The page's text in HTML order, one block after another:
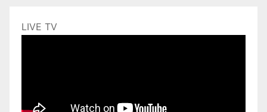
LIVE TV